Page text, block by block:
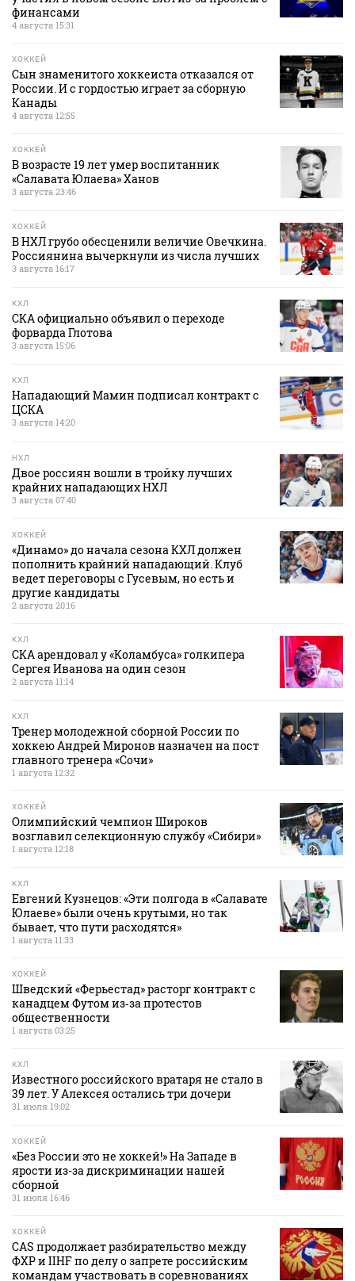
финансами
4 августа 15:31
ХОККЕЙ
Сын знаменитого хоккеиста отказался от
России. И с гордостью играет за сборную
Канады
4 августа 12:55
ХОККЕЙ
В возрасте 19 лет умер воспитанник
«Салавата Юлаева» Ханов
3 августа 23:46
ХОККЕЙ
В НХЛ грубо обесценили величие Овечкина.
Россиянина вычеркнули из числа лучших
3 августа 16:17
КХЛ
СКА официально объявил о переходе
форварда Глотова
3 августа 15:06
КХЛ
Нападающий Мамин подписал контракт с
ЦСКА
3 августа 14:20
НХЛ
Двое россиян вошли в тройку лучших
крайних нападающих НХЛ
3 августа 07:40
ХОККЕЙ
«Динамо» до начала сезона КХЛ должен
пополнить крайний нападающий. Клуб
ведет переговоры с Гусевым, но есть и
другие кандидаты
2 августа 20:16
КХЛ
СКА арендовал у «Коламбуса» голкипера
Сергея Иванова на один сезон
2 августа 11:14
КХЛ
Тренер молодежной сборной России по
хоккею Андрей Миронов назначен на пост
главного тренера «Сочи»
1 августа 12:32
ХОККЕЙ
Олимпийский чемпион Широков
возглавил селекционную службу «Сибири»
1 августа 12:18
КХЛ
Евгений Кузнецов: «Эти полгода в «Салавате
Юлаеве» были очень крутыми, но так
бывает, что пути расходятся»
1 августа 11:33
ХОККЕЙ
Шведский «Ферьестад» расторг контракт с
канадцем Футом из‑за протестов
общественности
1 августа 03:25
КХЛ
Известного российского вратаря не стало в
39 лет. У Алексея остались три дочери
31 июля 19:02
ХОККЕЙ
«Без России это не хоккей!» На Западе в
ярости из-за дискриминации нашей
сборной
31 июля 16:46
ХОККЕЙ
CAS продолжает разбирательство между
ФХР и IIHF по делу о запрете российским
командам участвовать в соревнованиях